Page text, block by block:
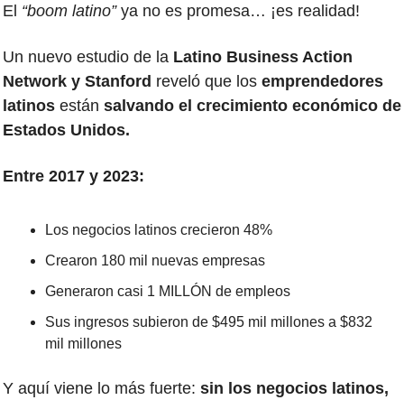
El “boom latino” ya no es promesa… ¡es realidad!
Un nuevo estudio de la Latino Business Action
Network y Stanford reveló que los emprendedores
latinos están salvando el crecimiento económico de
Estados Unidos.
Entre 2017 y 2023:
Los negocios latinos crecieron 48%
Crearon 180 mil nuevas empresas
Generaron casi 1 MILLÓN de empleos
Sus ingresos subieron de $495 mil millones a $832
mil millones
Y aquí viene lo más fuerte: sin los negocios latinos,